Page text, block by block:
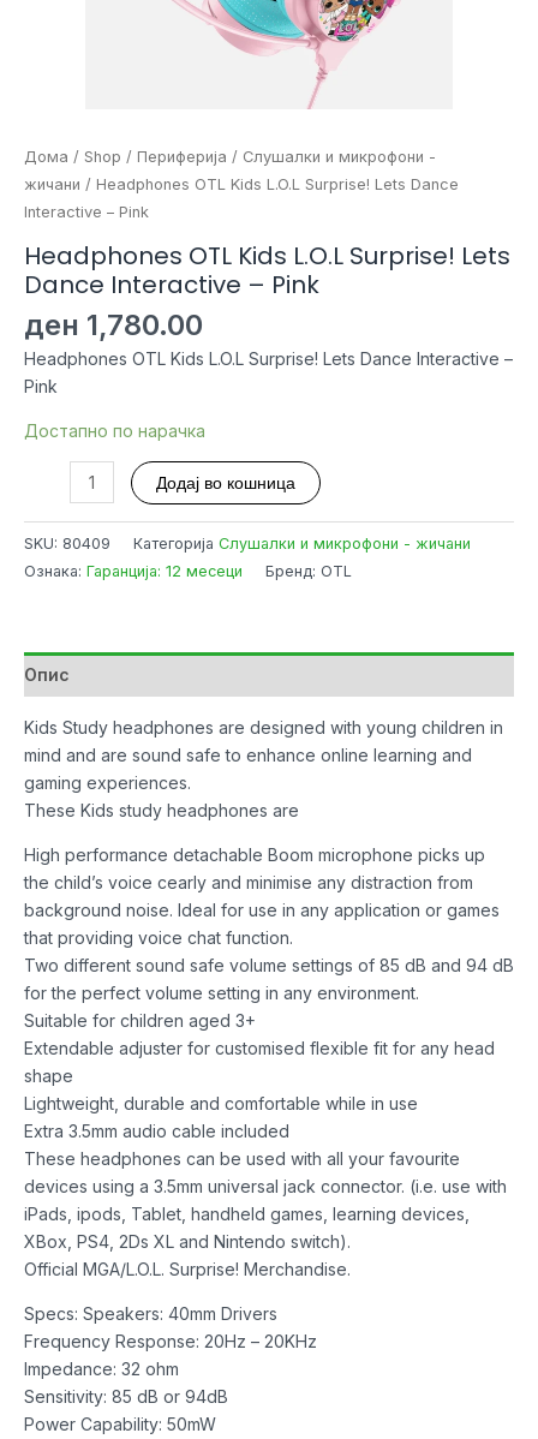
Дома / Shop / Периферија / Слушалки и микрофони -
жичани / Headphones OTL Kids L.O.L Surprise! Lets Dance
Interactive – Pink
Headphones OTL Kids L.O.L Surprise! Lets
Dance Interactive – Pink
ден 1,780.00
Headphones OTL Kids L.O.L Surprise! Lets Dance Interactive –
Pink
Достапно по нарачка
Headphones
Kids
Interactive
-
Pink
количина
Додај во кошница
SKU: 80409 Категорија Слушалки и микрофони - жичани
Ознака: Гаранција: 12 месеци Бренд: OTL
Опис
Kids Study headphones are designed with young children in
mind and are sound safe to enhance online learning and
gaming experiences.
These Kids study headphones are
High performance detachable Boom microphone picks up
the child’s voice cearly and minimise any distraction from
background noise. Ideal for use in any application or games
that providing voice chat function.
Two different sound safe volume settings of 85 dB and 94 dB
for the perfect volume setting in any environment.
Suitable for children aged 3+
Extendable adjuster for customised flexible fit for any head
shape
Lightweight, durable and comfortable while in use
Extra 3.5mm audio cable included
These headphones can be used with all your favourite
devices using a 3.5mm universal jack connector. (i.e. use with
iPads, ipods, Tablet, handheld games, learning devices,
XBox, PS4, 2Ds XL and Nintendo switch).
Official MGA/L.O.L. Surprise! Merchandise.
Specs: Speakers: 40mm Drivers
Frequency Response: 20Hz – 20KHz
Impedance: 32 ohm
Sensitivity: 85 dB or 94dB
Power Capability: 50mW